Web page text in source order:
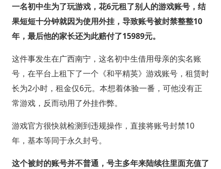
一名初中生为了玩游戏，花6元租了别人的游戏账号，结
果短短十分钟就因为使用外挂，导致账号被封禁整整10
年，最后他的家长还为此赔付了15989元。
这件事发生在广西南宁，这名初中生借用母亲的实名账
号，在平台上租下了一个《和平精英》游戏账号，租赁时
长为2小时，租金仅6元。本想着体验一番，可他没有正
常游戏，反而动用了外挂作弊。
游戏官方很快就检测到违规操作，直接将账号封禁10
年，基本等同于永久封号。
这个被封的账号并不普通，号主多年来陆续往里面充值了